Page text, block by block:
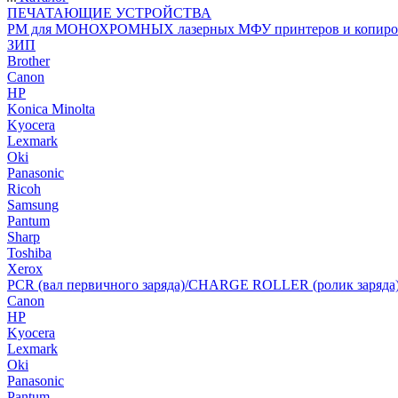
ПЕЧАТАЮЩИЕ УСТРОЙСТВА
РМ для МОНОХРОМНЫХ лазерных МФУ принтеров и
ЗИП
Brother
Canon
HP
Konica Minolta
Kyocera
Lexmark
Oki
Panasonic
Ricoh
Samsung
Pantum
Sharp
Toshiba
Xerox
PCR (вал первичного заряда)/CHARGE ROLLER (ролик
Canon
HP
Kyocera
Lexmark
Oki
Panasonic